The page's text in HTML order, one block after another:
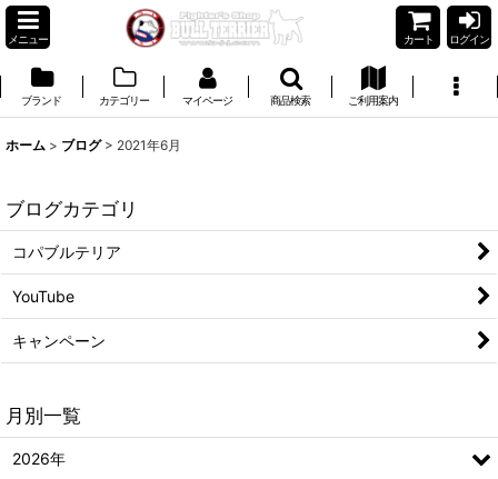
メニュー カート ログイン
ブランド カテゴリー マイページ 商品検索 ご利用案内
ホーム > ブログ > 2021年6月
ブログカテゴリ
コパブルテリア
YouTube
キャンペーン
月別一覧
2026年